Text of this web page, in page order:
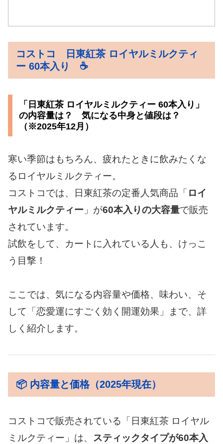
コストコ 日東紅茶 ロイヤルミルクティ
ー 60本入り ☕
「日東紅茶 ロイヤルミルクティー 60本入り」
の内容量は？ 気になる中身と値段は？
（※2025年12月）
寒い季節はもちろん、疲れたときに飲みたくな
るロイヤルミルクティー。
コストコでは、日東紅茶の定番人気商品「 ロイ
ヤルミルクティー 」が60本入りの大容量で販売
されています。
試飲をして、カートに入れている人も、けっこ
う目撃！
ここでは、気になる内容量や価格、味わい、そ
して「恋愛運にすごく効く開運効果」まで、詳
しく紹介します。
📦 内容量と価格（2025年現在）
コストコで販売されている「日東紅茶 ロイヤル
ミルクティー」は、 スティックタイプが60本入